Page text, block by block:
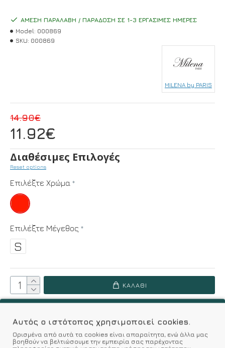
Σύμφωνα με 0 αξιολογήσεις. - Γράψτε μια κριτική
11.92€
14.90€
ΆΜΕΣΗ ΠΑΡΑΛΑΒΉ / ΠΑΡΆΔΟΣΗ ΣΕ 1-3 ΕΡΓΆΣΙΜΕΣ ΗΜΈΡΕΣ
Model: 000869
SKU: 000869
MILENA by PARIS
Διαθέσιμες Επιλογές
Reset options
Επιλέξτε Χρώμα
Επιλέξτε Μέγεθος
S
ΚΑΛΆΘΙ
Επιθυμητό
Αυτός ο ιστότοπος χρησιμοποιεί cookies.
Ορισμένα από αυτά τα cookies είναι απαραίτητα, ενώ άλλα μας
βοηθούν να βελτιώσουμε την εμπειρία σας παρέχοντας